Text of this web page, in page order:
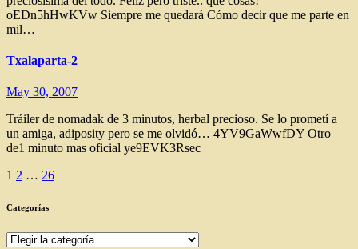
oEDn5hHwKVw Siempre me quedará Cómo decir que me parte en
mil…
Txalaparta-2
May 30, 2007
Tráiler de nomadak de 3 minutos, herbal precioso. Se lo prometí a
un amiga, adiposity pero se me olvidó… 4YV9GaWwfDY Otro
de1 minuto mas oficial ye9EVK3Rsec
Paginación
de
1 2 … 26
Categorías
Categorías